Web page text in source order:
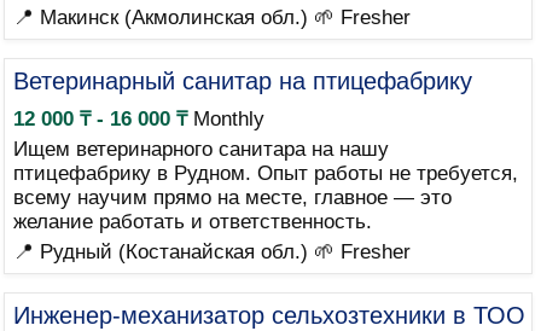
📍 Макинск (Акмолинская обл.) 🌱 Fresher
Ветеринарный санитар на птицефабрику
12 000 ₸ - 16 000 ₸Monthly
Ищем ветеринарного санитара на нашу
птицефабрику в Рудном. Опыт работы не требуется,
всему научим прямо на месте, главное — это
желание работать и ответственность.
📍 Рудный (Костанайская обл.) 🌱 Fresher
Инженер-механизатор сельхозтехники в ТОО